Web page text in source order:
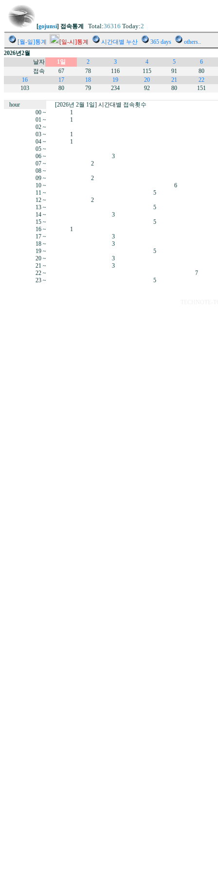
[gojunsi] 접속통계 Total:36316 Today:2
[월-일]통계 [일-시]통계 시간대별 누산 365 days
others..
2026년2월
날자
1일 2 3 4 5
6
접속
67 78 116 115 91
80
16
17 18 19 20 21
22
103
80 79 234 92 80 151
hour
[2026년 2월 1일] 시간대별 접속횟수
00 ~
1
01 ~
1
02 ~
03 ~
1
04 ~
1
05 ~
06 ~
3
07 ~
2
08 ~
09 ~
2
10 ~
6
11 ~
5
12 ~
2
13 ~
5
14 ~
3
15 ~
5
16 ~
1
17 ~
3
18 ~
3
19 ~
5
20 ~
3
21 ~
3
22 ~
7
23 ~
5